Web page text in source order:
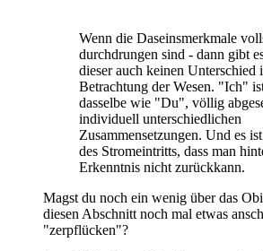
Wenn die Daseinsmerkmale
durchdrungen sind - dann gibt
dieser auch keinen Unterschied
Betrachtung der Wesen. "Ich"
dasselbe wie "Du", völlig
individuell unterschiedlichen
Zusammensetzungen. Und es
des Stromeintritts, dass man
Erkenntnis nicht zurückkann.
Magst du noch ein wenig über das
diesen Abschnitt noch mal etwas
"zerpflücken"?